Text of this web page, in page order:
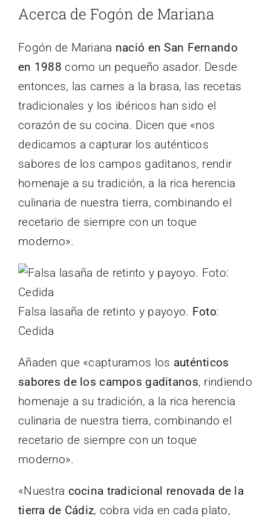
Acerca de Fogón de Mariana
Fogón de Mariana nació en San Fernando
en 1988 como un pequeño asador. Desde
entonces, las carnes a la brasa, las recetas
tradicionales y los ibéricos han sido el
corazón de su cocina. Dicen que «nos
dedicamos a capturar los auténticos
sabores de los campos gaditanos, rendir
homenaje a su tradición, a la rica herencia
culinaria de nuestra tierra, combinando el
recetario de siempre con un toque
moderno».
Falsa lasaña de retinto y payoyo. Foto:
Cedida
Añaden que «capturamos los auténticos
sabores de los campos gaditanos, rindiendo
homenaje a su tradición, a la rica herencia
culinaria de nuestra tierra, combinando el
recetario de siempre con un toque
moderno».
«Nuestra cocina tradicional renovada de la
tierra de Cádiz, cobra vida en cada plato,